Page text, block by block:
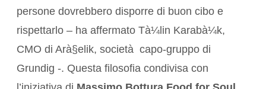
persone dovrebbero disporre di buon cibo e
rispettarlo – ha affermato Tà¼lin Karabà¼k,
CMO di Arà§elik, società capo-gruppo di
Grundig -. Questa filosofia condivisa con